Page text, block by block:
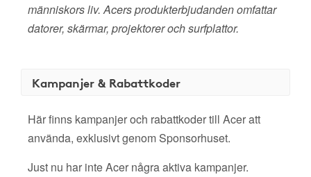
människors liv. Acers produkterbjudanden omfattar
datorer, skärmar, projektorer och surfplattor.
Kampanjer & Rabattkoder
Här finns kampanjer och rabattkoder till Acer att
använda, exklusivt genom Sponsorhuset.
Just nu har inte Acer några aktiva kampanjer.